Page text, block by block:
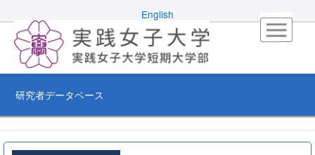
English
研究者データベース